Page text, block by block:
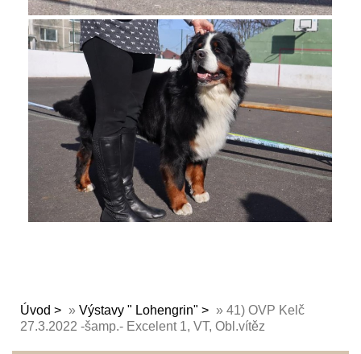
Úvod » Výstavy " Lohengrin" » 41) OVP Kelč
27.3.2022 -šamp.- Excelent 1, VT, Obl.vítěz